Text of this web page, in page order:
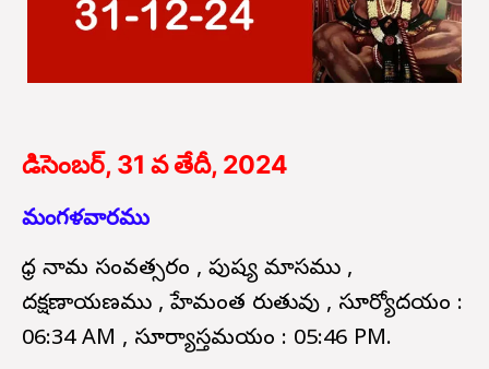
డిసెంబర్, 31 వ తేదీ, 2024
మంగళవారము
క్రోధ నామ సంవత్సరం , పుష్య మాసము ,
దక్షణాయణము , హేమంత రుతువు , సూర్యోదయం :
06:34 AM , సూర్యాస్తమయం : 05:46 PM.